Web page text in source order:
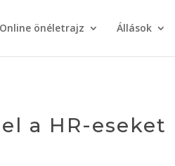
Online önéletrajz Állások
a HR-eseket